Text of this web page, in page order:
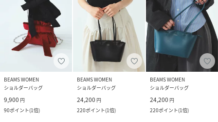
BEAMS WOMEN
ショルダーバッグ
9,900 円
90ポイント(1倍)
BEAMS WOMEN
ショルダーバッグ
24,200 円
220ポイント(1倍)
BEAMS WOMEN
ショルダーバッグ
24,200 円
220ポイント(1倍)